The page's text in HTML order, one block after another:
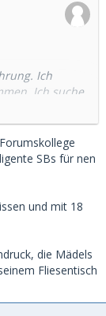
Ich
Ich suche
sich im
angehende
sein muss
Erfahrung
anderen Posts
Monat sondern
SBs für nen
und mit 18
die Mädels
Fliesentisch